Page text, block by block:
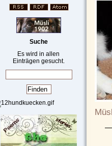
Suche
Es wird in allen
Einträgen gesucht.